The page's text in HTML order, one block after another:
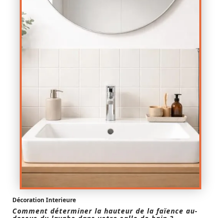
Décoration Interieure
Comment déterminer la hauteur de la faïence au-